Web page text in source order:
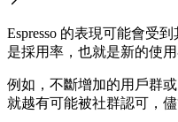
Espresso 的表現可能會受
是採用率，也就是新的使
例如，不斷增加的用戶群
就越有可能被社群認可，